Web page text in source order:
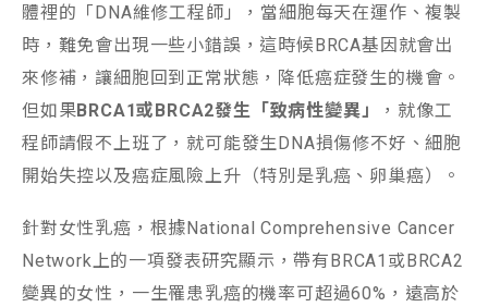
體裡的「DNA維修工程師」，當細胞每天在運作、複製
時，難免會出現一些小錯誤，這時候BRCA基因就會出
來修補，讓細胞回到正常狀態，降低癌症發生的機會。
但如果BRCA1或BRCA2發生「致病性變異」
，就像工
程師請假不上班了，就可能發生DNA損傷修不好、細胞
開始失控以及癌症風險上升（特別是乳癌、卵巢癌）。
針對女性乳癌，根據National Comprehensive Cancer
Network上的一項發表研究顯示，帶有BRCA1或BRCA2
變異的女性，一生罹患乳癌的機率可超過60%，遠高於